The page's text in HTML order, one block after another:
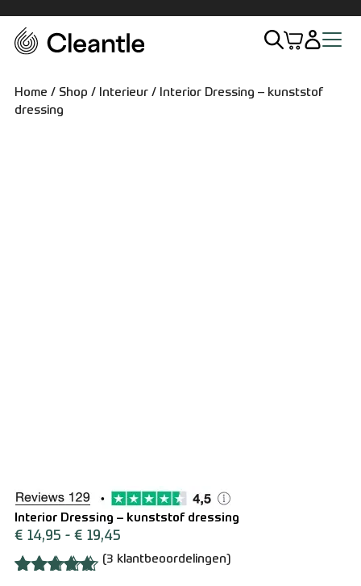
Home
Levering en verzending
Home / Shop / Interieur / Interior Dressing – kunststof
dressing
Interior Dressing – kunststof dressing
€ 14,95 - € 19,45
(3 klantbeoordelingen)